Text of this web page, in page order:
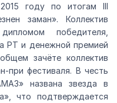
году по итогам III
заман». Коллектив
победителя,
РТ и денежной премией
зачёте коллектив
при фестиваля. В честь
названа звезда в
что подтверждается